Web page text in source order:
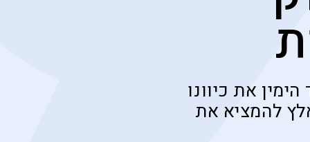
את כיוונו
להמציא את